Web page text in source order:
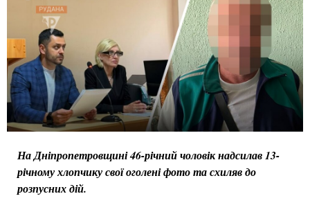
На Дніпропетровщині46-річний чоловік надсилав 13-
річному хлопчику свої оголені фото та схиляв до
розпусних дій.